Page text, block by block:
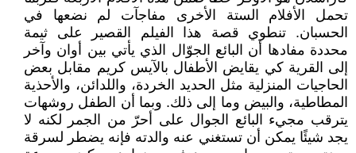
تحمل الأفلام الستة الأخرى مفاجآت لم نضعها في
الحسبان. تنطوي قصة هذا الفيلم القصير على ثيمة
محددة مفادها أن البائع الجوّال الذي يأتي بين أوان وآخر
إلى القرية كي يقايض الأطفال بالآيس كريم مقابل بعض
الحاجيات المنزلية مثل الحديد الخردة، واللدائن، والأحذية
المطاطية، والبيض وما إلى ذلك. وبما أن الطفل روشهات
يترقب مجيء البائع الجوال على أحرّ من الجمر لكنه لا
يجد شيئًا يمكن أن تستغني عنه والدته فإنه يضطر لسرقة